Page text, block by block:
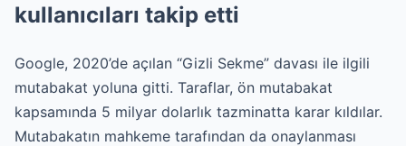
kullanıcıları takip etti
Google, 2020’de açılan “Gizli Sekme” davası ile ilgili
mutabakat yoluna gitti. Taraflar, ön mutabakat
kapsamında 5 milyar dolarlık tazminatta karar kıldılar.
Mutabakatın mahkeme tarafından da onaylanması